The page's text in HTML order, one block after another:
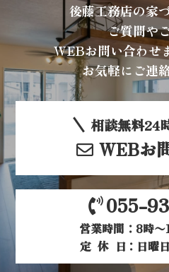
後藤工務店の家
ご質問や
WEBお問い合わせ
お気軽にご連
相談無料24
WEBお
055-
営業時間：8時〜
定休日：日曜